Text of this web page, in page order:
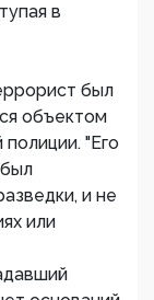
в
был
объектом
"Его
и не
или